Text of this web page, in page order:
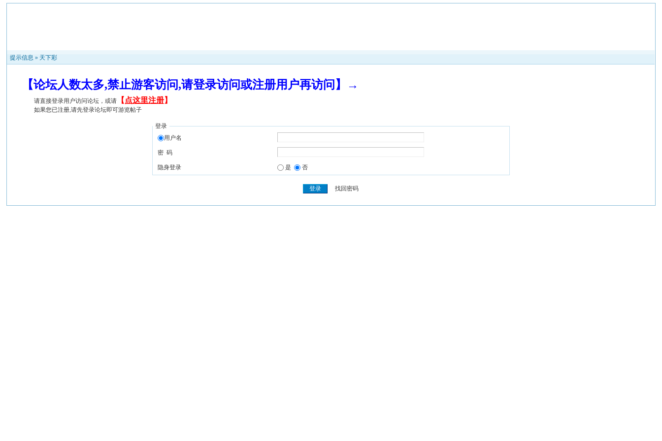
提示信息 » 天下彩
【论坛人数太多,禁止游客访问,请登录访问或注册用户再访问】→
请直接登录用户访问论坛，或请 【 点这里注册】
如果您已注册,请先登录论坛即可游览帖子
登录
用户名
密 码
隐身登录 是 否
找回密码